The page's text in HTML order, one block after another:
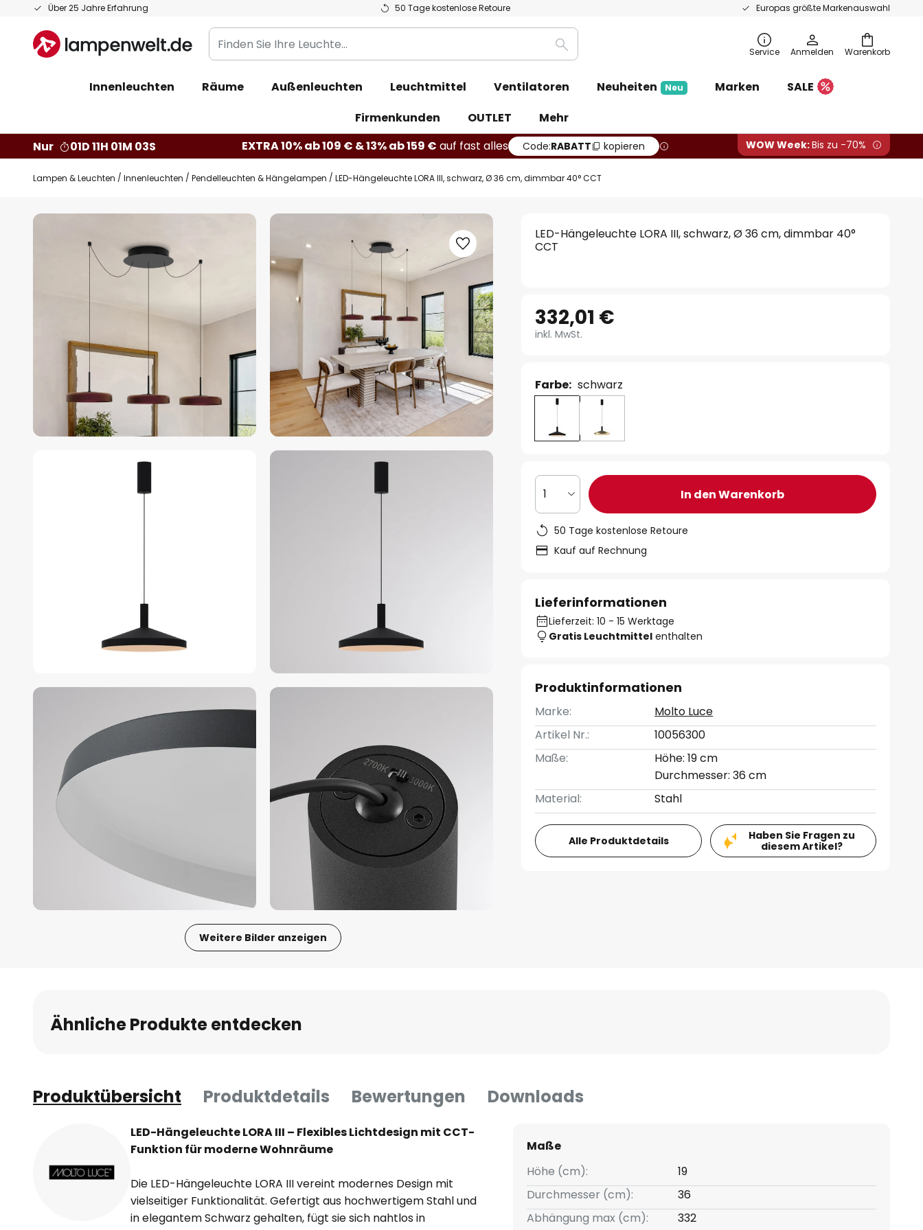
Über 25 Jahre Erfahrung 50 Tage kostenlose Retoure Europas größte Markenauswahl
Zum
springen
Warenkorb
Finden
Sie
Leuchte...
Suche Service Anmelden
Innenleuchten Räume Außenleuchten Leuchtmittel Ventilatoren Neuheiten Neu Marken
SALE
Firmenkunden
OUTLET
Mehr
Nur
01D 11H 01M 03S EXTRA 10% ab 109 € & 13% ab 159 € auf fast alles Code:RABATT kopieren WOW Week:Bis zu -70%
Lampen & Leuchten Innenleuchten Pendelleuchten & Hängelampen LED-Hängeleuchte LORA III, schwarz, Ø 36 cm, dimmbar 40° CCT
Zum
Weitere Bilder anzeigen
Bildgalerie
springen
LED-Hängeleuchte LORA III, schwarz, Ø 36 cm, dimmbar 40°
CCT
332,01 €
inkl. MwSt.
Farbe: schwarz
1 In den Warenkorb
50 Tage kostenlose Retoure
Kauf auf Rechnung
Lieferinformationen
Lieferzeit: 10 - 15 Werktage
Gratis Leuchtmittel enthalten
Produktinformationen
Marke:
Molto Luce
Artikel Nr.:
10056300
Maße:
Höhe: 19 cm
Durchmesser: 36 cm
Material:
Stahl
Alle Produktdetails
Haben Sie Fragen zu
diesem Artikel?
Ähnliche Produkte entdecken
Produktübersicht Produktdetails Bewertungen Downloads
LED-Hängeleuchte LORA III – Flexibles Lichtdesign mit CCT-
Funktion für moderne Wohnräume
Die LED-Hängeleuchte LORA III vereint modernes Design mit
vielseitiger Funktionalität. Gefertigt aus hochwertigem Stahl und
in elegantem Schwarz gehalten, fügt sie sich nahtlos in
Maße
Höhe (cm):
19
Durchmesser (cm):
36
Abhängung max (cm):
332